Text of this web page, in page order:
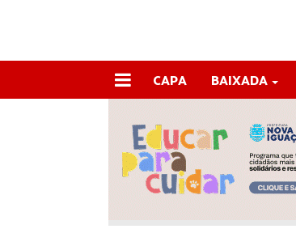
CAPA BAIXADA